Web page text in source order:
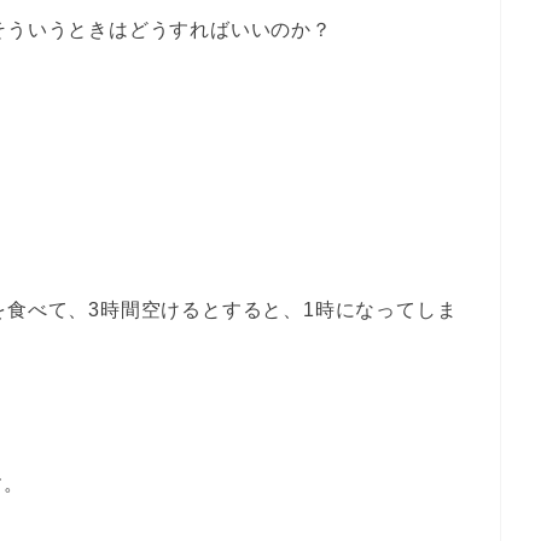
いうときはどうすればいいのか？
べて、3時間空けるとすると、1時になってしま